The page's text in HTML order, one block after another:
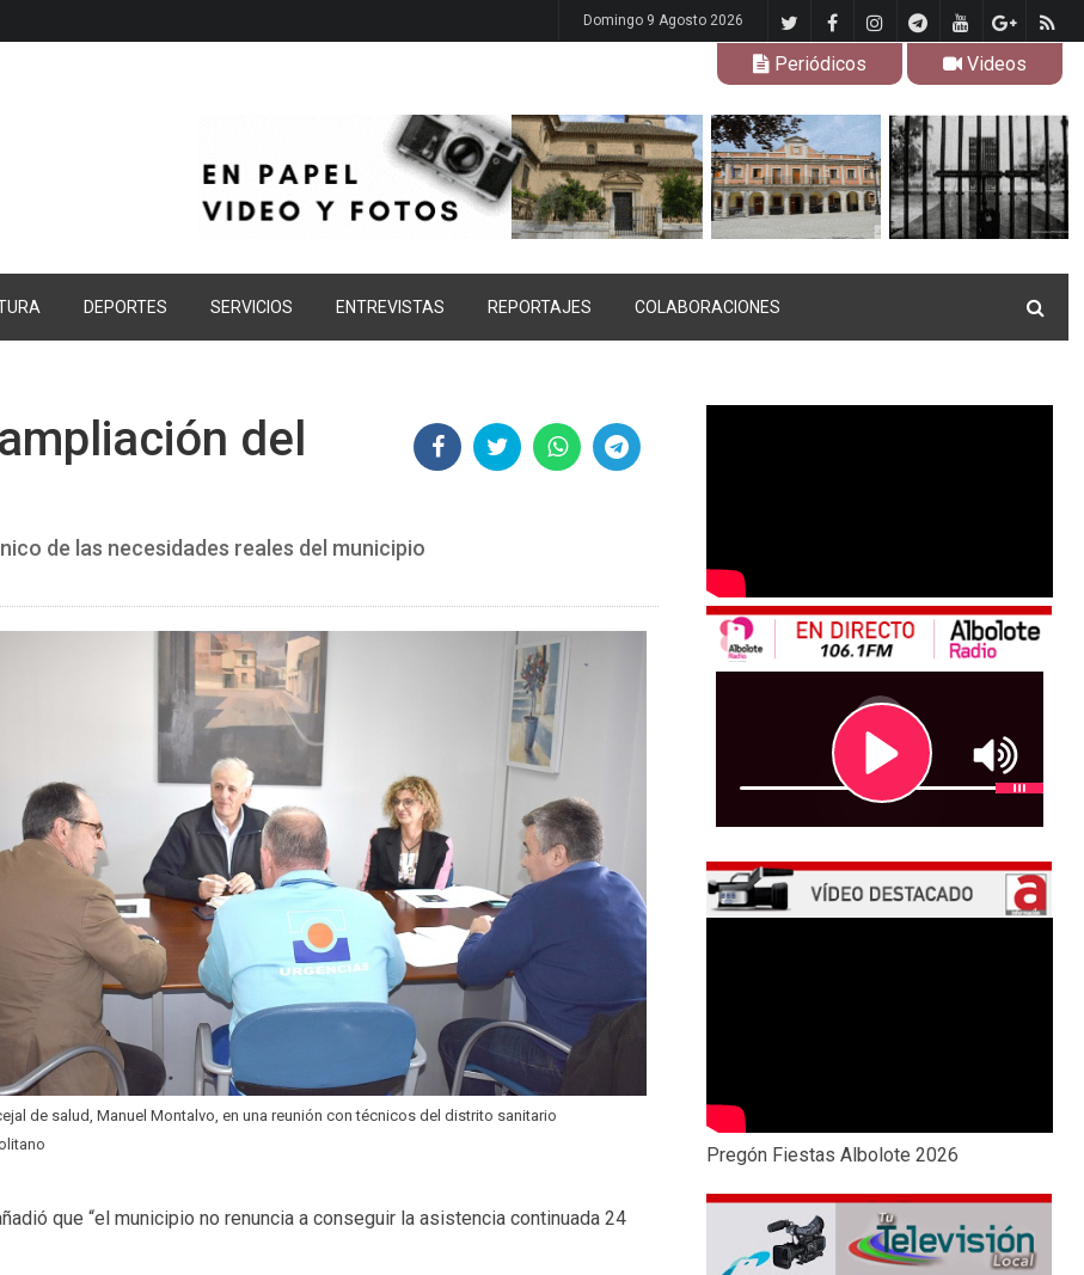
Domingo 9 Agosto 2026
Periódicos Videos
DEPORTES SERVICIOS ENTREVISTAS REPORTAJES COLABORACIONES
del
de las necesidades reales del municipio
de salud, Manuel Montalvo, en una reunión con técnicos del distrito sanitario
que “el municipio no renuncia a conseguir la asistencia continuada 24
Pregón Fiestas Albolote 2026